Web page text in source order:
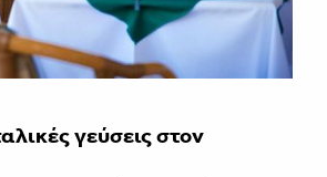
γεύσεις στον